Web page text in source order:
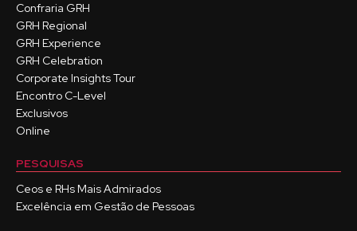
Confraria GRH
GRH Regional
GRH Experience
GRH Celebration
Corporate Insights Tour
Encontro C-Level
Exclusivos
Online
PESQUISAS
Ceos e RHs Mais Admirados
Excelência em Gestão de Pessoas